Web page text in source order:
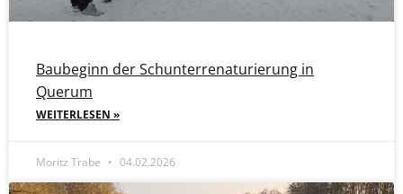
Baubeginn der Schunterrenaturierung in
Querum
WEITERLESEN »
Moritz Trabe 04.02.2026